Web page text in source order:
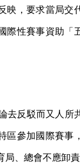
映，要求當局交
際性賽事資助「
反駁而又人所
區參加國際賽事
、總會不應卸